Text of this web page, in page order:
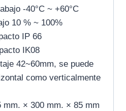
-40°C ~ +60°C
10 % ~ 100%
IP 66
IK08
42~60mm, se puede
como verticalmente
mm. × 300 mm. × 85 mm